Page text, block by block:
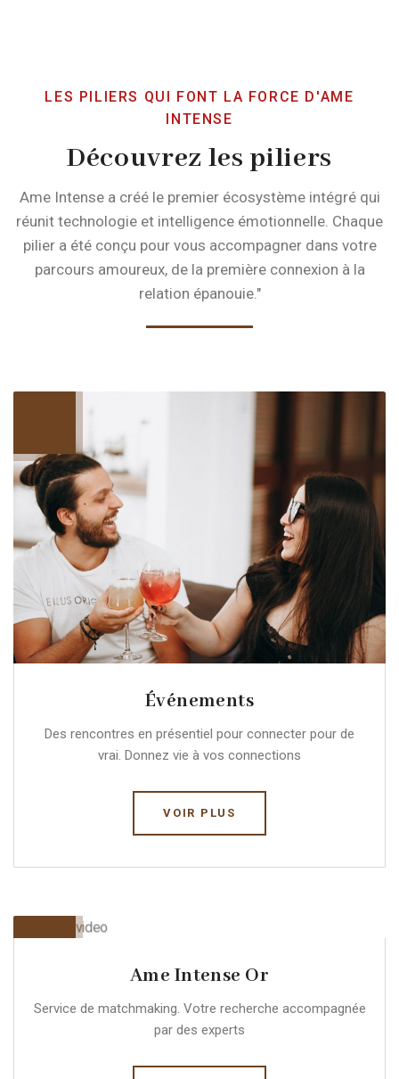
LES PILIERS QUI FONT LA FORCE D'AME
INTENSE
Découvrez les piliers
Ame Intense a créé le premier écosystème intégré qui
réunit technologie et intelligence émotionnelle. Chaque
pilier a été conçu pour vous accompagner dans votre
parcours amoureux, de la première connexion à la
relation épanouie."
Événements
Des rencontres en présentiel pour connecter pour de
vrai. Donnez vie à vos connections
VOIR PLUS
Ame Intense Or
Service de matchmaking. Votre recherche accompagnée
par des experts